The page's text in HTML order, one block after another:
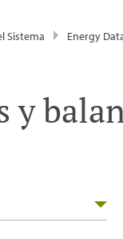
Sistema Energy
y